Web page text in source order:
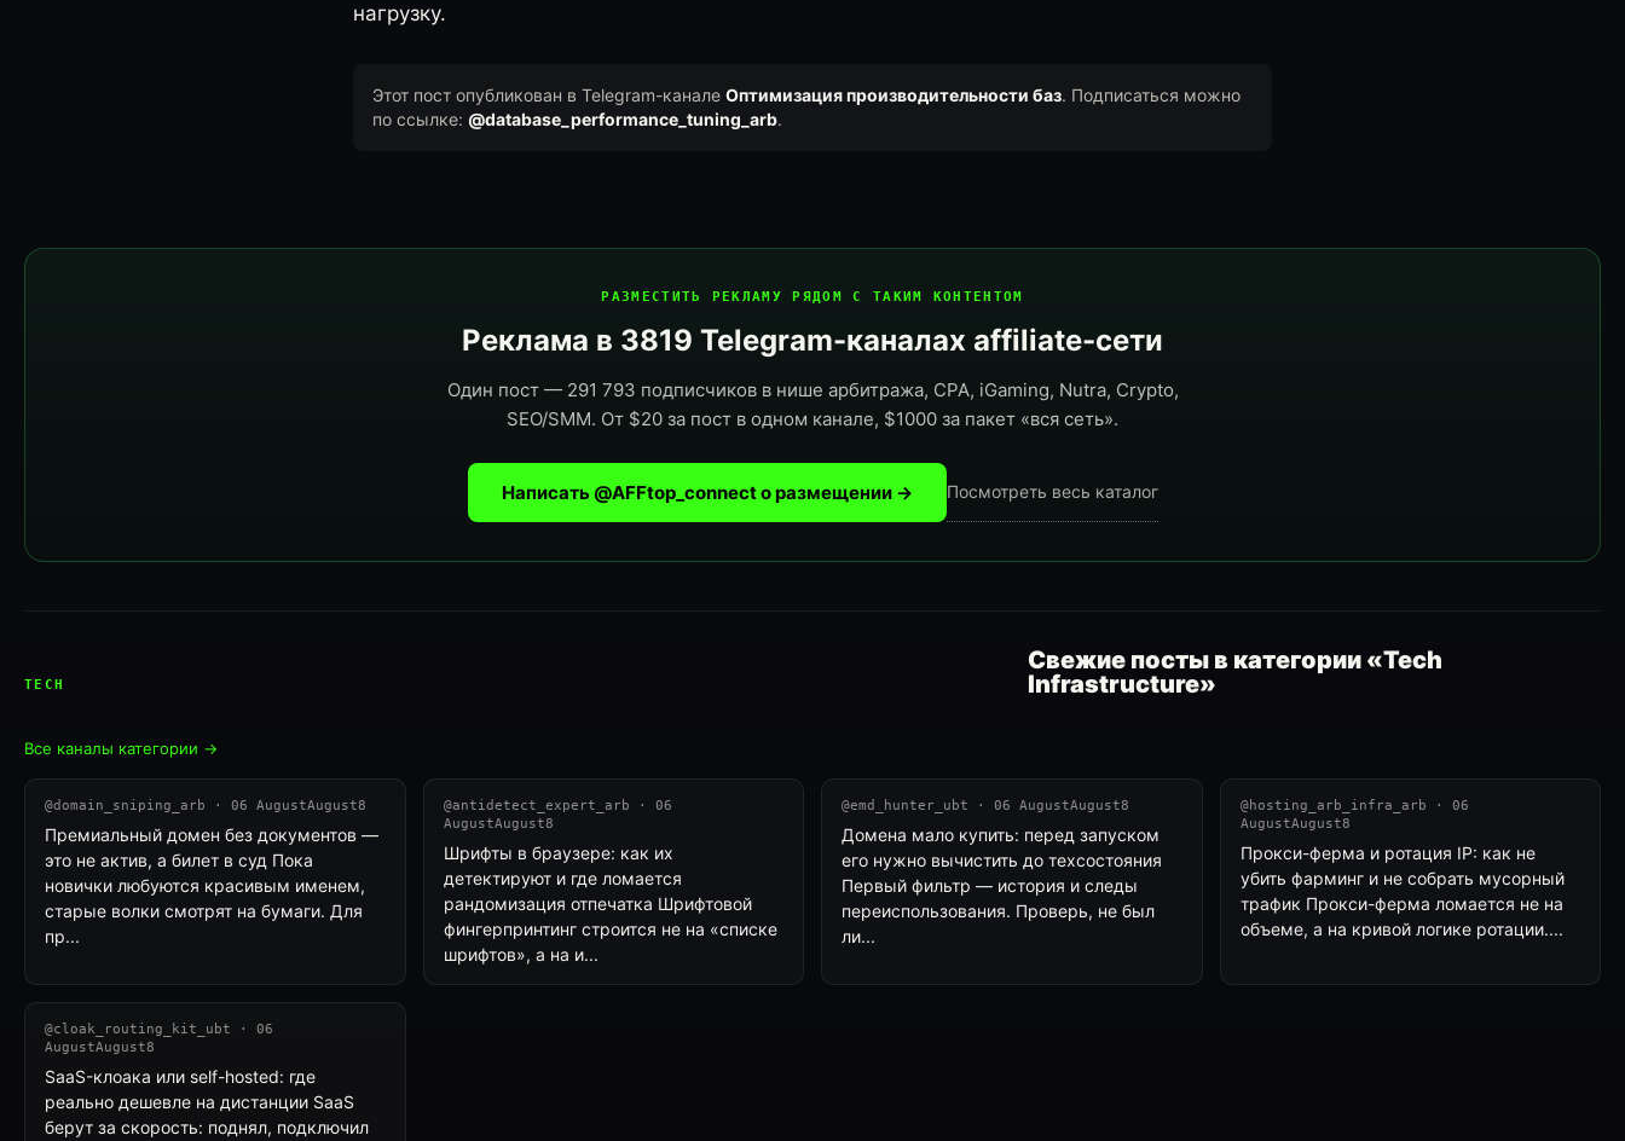
нагрузку.
Этот пост опубликован в Telegram-канале Оптимизация производительности баз. Подписаться можно
по ссылке: @database_performance_tuning_arb.
РАЗМЕСТИТЬ РЕКЛАМУ РЯДОМ С ТАКИМ КОНТЕНТОМ
Реклама в 3819 Telegram-каналах affiliate-сети
Один пост — 291 793 подписчиков в нише арбитража, CPA, iGaming, Nutra, Crypto,
SEO/SMM. От $20 за пост в одном канале, $1000 за пакет «вся сеть».
Написать @AFFtop_connect о размещении → Посмотреть весь каталог
TECH
Свежие посты в категории «Tech
Infrastructure»
Все каналы категории →
@domain_sniping_arb · 06 AugustAugust8
Премиальный домен без документов —
это не актив, а билет в суд Пока
новички любуются красивым именем,
старые волки смотрят на бумаги. Для
пр...
@antidetect_expert_arb · 06
AugustAugust8
Шрифты в браузере: как их
детектируют и где ломается
рандомизация отпечатка Шрифтовой
фингерпринтинг строится не на «списке
шрифтов», а на и...
@emd_hunter_ubt · 06 AugustAugust8
Домена мало купить: перед запуском
его нужно вычистить до техсостояния
Первый фильтр — история и следы
переиспользования. Проверь, не был
ли...
@hosting_arb_infra_arb · 06
AugustAugust8
Прокси-ферма и ротация IP: как не
убить фарминг и не собрать мусорный
трафик Прокси-ферма ломается не на
объеме, а на кривой логике ротации....
@cloak_routing_kit_ubt · 06
AugustAugust8
SaaS-клоака или self-hosted: где
реально дешевле на дистанции SaaS
берут за скорость: поднял, подключил